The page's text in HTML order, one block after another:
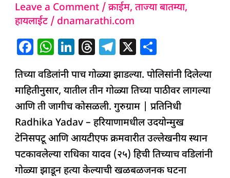
Leave a Comment /क्राईम,ताज्या बातम्या,
हायलाईट/ dnamarathi.com
F
c
e
b
o
o
k
W
h
at
s
A
p
p
Li
k
e
dI
n
T
re
a
d
s
T
e
g
ra
m
X
h
ar
e
तिच्या वडिलांनी पाच गोळ्या झाडल्या. पोलिसांनी दिलेल्या
माहितीनुसार, यातील तीन गोळ्या तिच्या पाठीवर लागल्या
आणि ती जागीच कोसळली. गुरुग्राम | प्रतिनिधी
Radhika Yadav – हरियाणामधील उदयोन्मुख
टेनिसपटू आणि आयटीएफ क्रमवारीत उल्लेखनीय स्थान
पटकावलेल्या राधिका यादव (२५) हिची तिच्याच वडिलांनी
गोळ्या झाडून हत्या केल्याची खळबळजनक घटना
हत्या